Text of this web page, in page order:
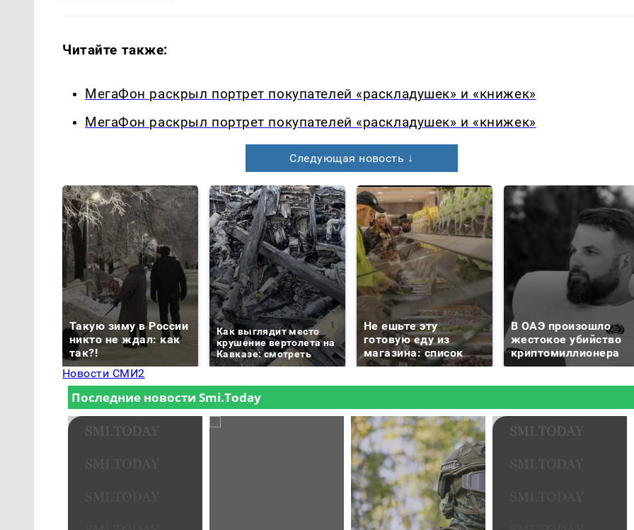
Читайте также:
МегаФон раскрыл портрет покупателей «раскладушек» и «книжек»
МегаФон раскрыл портрет покупателей «раскладушек» и «книжек»
Следующая новость ↓
Такую зиму в России
никто не ждал: как
так?!
Как выглядит место
крушение вертолета на
Кавказе: смотреть
Не ешьте эту
готовую еду из
магазина: список
В ОАЭ произошло
жестокое убийство
криптомиллионера
Новости СМИ2